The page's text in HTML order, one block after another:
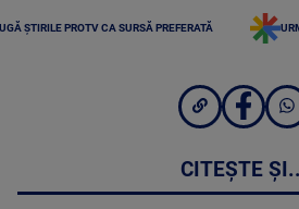
ȘTIRILE PROTV CA SURSĂ PREFERATĂ
CITEȘTE